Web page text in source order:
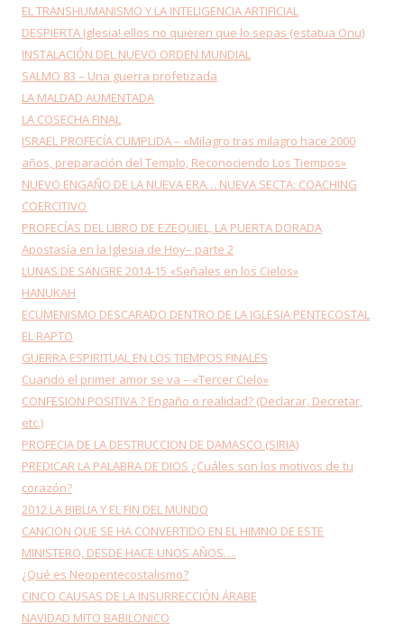
EL TRANSHUMANISMO Y LA INTELIGENCIA ARTIFICIAL
DESPIERTA Iglesia! ellos no quieren que lo sepas (estatua Onu)
INSTALACIÓN DEL NUEVO ORDEN MUNDIAL
SALMO 83 – Una guerra profetizada
LA MALDAD AUMENTADA
LA COSECHA FINAL
ISRAEL PROFECÍA CUMPLIDA – «Milagro tras milagro hace 2000
años, preparación del Templo, Reconociendo Los Tiempos»
NUEVO ENGAÑO DE LA NUEVA ERA… NUEVA SECTA: COACHING
COERCITIVO
PROFECÍAS DEL LIBRO DE EZEQUIEL, LA PUERTA DORADA
Apostasía en la Iglesia de Hoy– parte 2
LUNAS DE SANGRE 2014-15 «Señales en los Cielos»
HANUKAH
ECUMENISMO DESCARADO DENTRO DE LA IGLESIA PENTECOSTAL
EL RAPTO
GUERRA ESPIRITUAL EN LOS TIEMPOS FINALES
Cuando el primer amor se va – «Tercer Cielo»
CONFESION POSITIVA ? Engaño o realidad? (Declarar, Decretar,
etc.)
PROFECIA DE LA DESTRUCCION DE DAMASCO (SIRIA)
PREDICAR LA PALABRA DE DIOS ¿Cuáles son los motivos de tu
corazón?
2012 LA BIBLIA Y EL FIN DEL MUNDO
CANCION QUE SE HA CONVERTIDO EN EL HIMNO DE ESTE
MINISTERO, DESDE HACE UNOS AÑOS….
¿Qué es Neopentecostalismo?
CINCO CAUSAS DE LA INSURRECCIÓN ÁRABE
NAVIDAD MITO BABILONICO